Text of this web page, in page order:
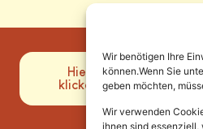
Wir benötigen Ihre
können.Wenn Sie
geben möchten,
Wir verwenden
ihnen sind essenziell,
Hier
klicken